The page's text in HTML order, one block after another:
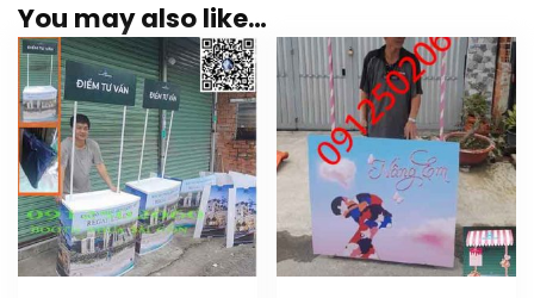
You may also like…